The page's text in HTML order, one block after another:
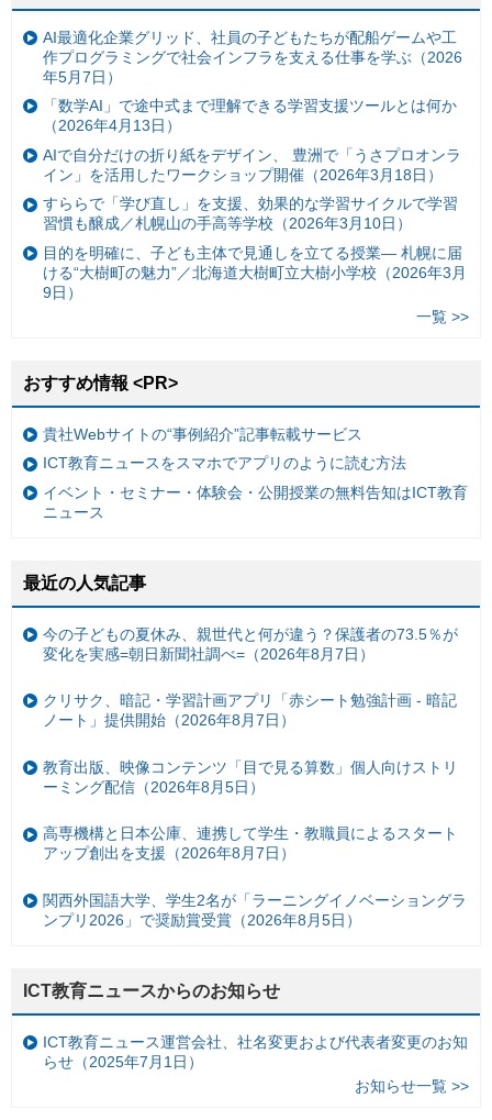
AI最適化企業グリッド、社員の子どもたちが配船ゲームや工
作プログラミングで社会インフラを支える仕事を学ぶ（2026
年5月7日）
「数学AI」で途中式まで理解できる学習支援ツールとは何か
（2026年4月13日）
AIで自分だけの折り紙をデザイン、 豊洲で「うさプロオンラ
イン」を活用したワークショップ開催（2026年3月18日）
すららで「学び直し」を支援、効果的な学習サイクルで学習
習慣も醸成／札幌山の手高等学校（2026年3月10日）
目的を明確に、子ども主体で見通しを立てる授業— 札幌に届
ける“大樹町の魅力”／北海道大樹町立大樹小学校（2026年3月
9日）
一覧 >>
おすすめ情報 <PR>
貴社Webサイトの“事例紹介”記事転載サービス
ICT教育ニュースをスマホでアプリのように読む方法
イベント・セミナー・体験会・公開授業の無料告知はICT教育
ニュース
最近の人気記事
今の子どもの夏休み、親世代と何が違う？保護者の73.5％が
変化を実感=朝日新聞社調べ=（2026年8月7日）
クリサク、暗記・学習計画アプリ「赤シート勉強計画 - 暗記
ノート」提供開始（2026年8月7日）
教育出版、映像コンテンツ「目で見る算数」個人向けストリ
ーミング配信（2026年8月5日）
高専機構と日本公庫、連携して学生・教職員によるスタート
アップ創出を支援（2026年8月7日）
関西外国語大学、学生2名が「ラーニングイノベーショングラ
ンプリ2026」で奨励賞受賞（2026年8月5日）
ICT教育ニュースからのお知らせ
ICT教育ニュース運営会社、社名変更および代表者変更のお知
らせ（2025年7月1日）
お知らせ一覧 >>